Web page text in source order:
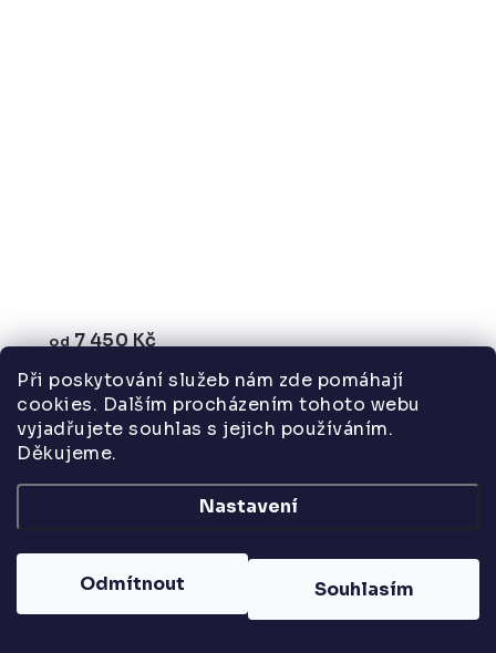
Při poskytování služeb nám zde pomáhají
cookies. Dalším procházením tohoto webu
vyjadřujete souhlas s jejich používáním.
Děkujeme.
Nastavení
Odmítnout Souhlasím
od7 450 Kč
Hluboká šatní skříň do ordinace, vysoká s šatní
tyčí na pověšení ramínek.Hloubka 60 cm.
Lékařská skříň vysoká, úzká, dveře / sklo,